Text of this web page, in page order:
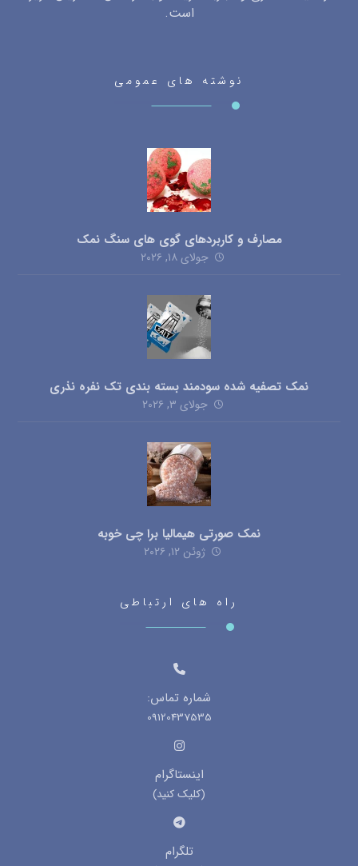
است.
نوشته های عمومی
مصارف و کاربردهای گوی های سنگ نمک
جولای ۱۸, ۲۰۲۶
نمک تصفیه شده سودمند بسته بندی تک نفره نذری
جولای ۳, ۲۰۲۶
نمک صورتی هیمالیا برا چی خوبه
ژوئن ۱۲, ۲۰۲۶
راه های ارتباطی
شماره تماس:
09120437535
اینستاگرام
(کلیک کنید)
تلگرام